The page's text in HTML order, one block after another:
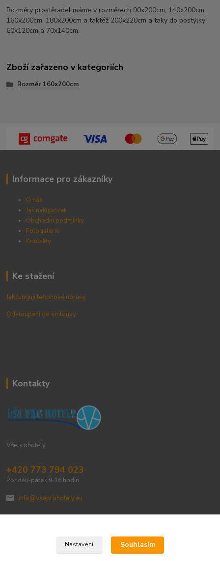
Rozměry prostěradel máme v rozměrech 90x200cm, 140x200cm,
160x200cm, 180x200cm a taktéž 200x220cm a taky do postýlky
60x120cm a 70x140cm.
Zboží zařazeno v kategoriích
Rozměr 160x200cm
Informace pro zákazníky
O nás
Jak nakupovat
Obchodní podmínky
Fotogalerie
Kontakty
Ke stažení
Jak fungují teflonové ubrusy
Odstoupení od smlouvy
Kontakty
Všeprohotely
+420 773 794 023
Pondělí-pátek 9-16 hodin
info@vseprohotely.eu
Upravit sběr cookies.
Nastavení Souhlasím